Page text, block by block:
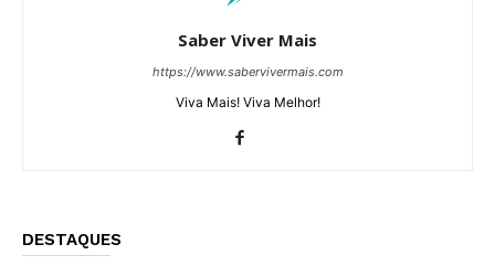
Saber Viver Mais
https://www.sabervivermais.com
Viva Mais! Viva Melhor!
DESTAQUES